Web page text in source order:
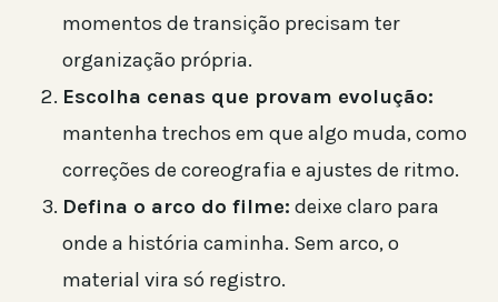
momentos de transição precisam ter
organização própria.
Escolha cenas que provam evolução:
mantenha trechos em que algo muda, como
correções de coreografia e ajustes de ritmo.
Defina o arco do filme: deixe claro para
onde a história caminha. Sem arco, o
material vira só registro.